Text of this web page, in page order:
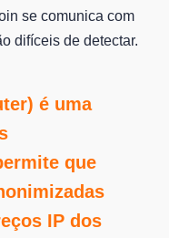
se comunica com
difíceis de detectar.
é uma
que
IP dos